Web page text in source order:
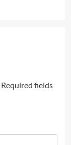
Required fields